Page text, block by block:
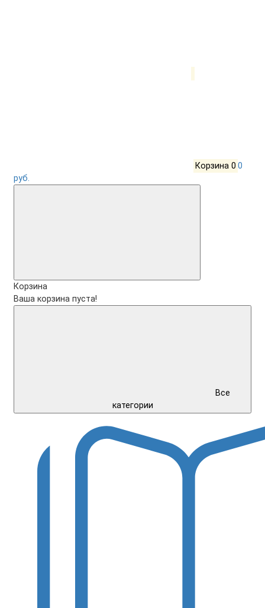
Корзина 0 0
руб.
Корзина
Ваша корзина пуста!
Все
категории